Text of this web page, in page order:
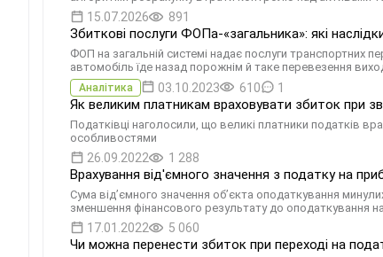
15.07.2026 891
Збиткові послуги ФОПа-«загальника»: які
ФОП на загальній системі надає послуги транспортних
автомобіль їде назад порожнім й таке перевезення
Аналітика 03.10.2023 610 1
Як великим платникам враховувати збиток при
Податківці наголосили, що великі платники податків
особливостями
26.09.2022 1 288
Врахування від'ємного значення з податку на
Cума від’ємного значення об’єкта оподаткування
зменшення фінансового результату до оподаткування
17.01.2022 5 060
Чи можна перенести збиток при переході на